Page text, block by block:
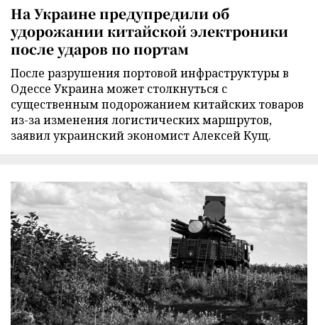
На Украине предупредили об
удорожании китайской электроники
после ударов по портам
После разрушения портовой инфраструктуры в
Одессе Украина может столкнуться с
существенным подорожанием китайских товаров
из-за изменения логистических маршрутов,
заявил украинский экономист Алексей Кущ.